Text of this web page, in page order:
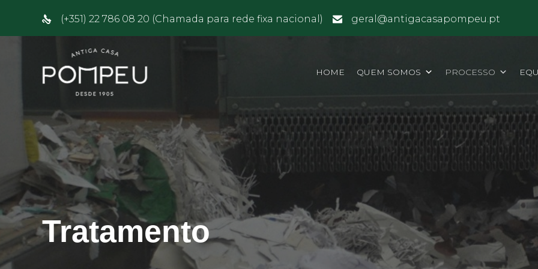
(+351) 22 786 08 20 (Chamada para rede fixa nacional) geral@antigacasapompeu.pt
HOME QUEM SOMOS PROCESSO
Tratamento